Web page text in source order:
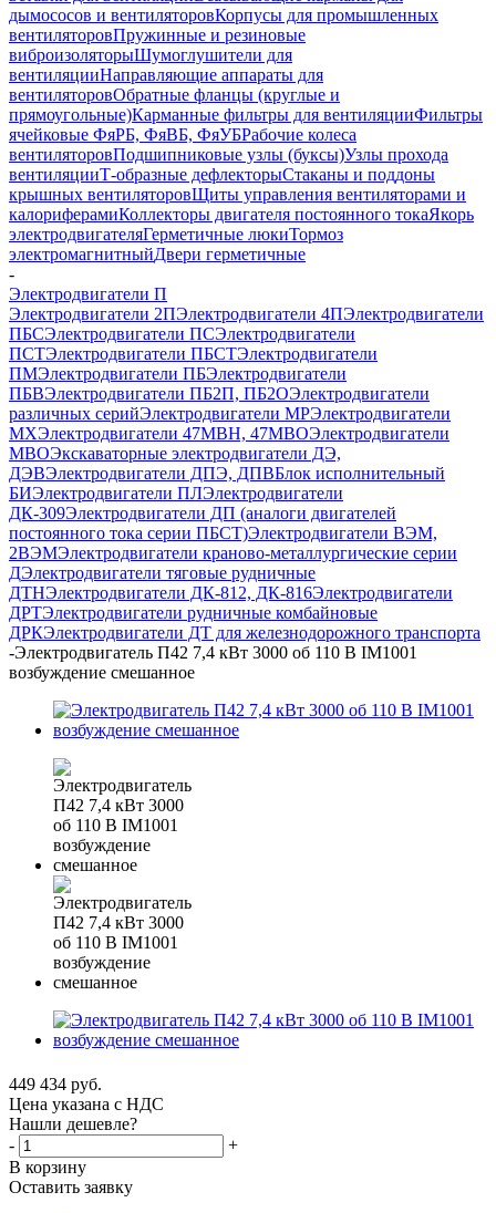
дымососов и вентиляторовКорпусы для промышленных
вентиляторовПружинные и резиновые
виброизоляторыШумоглушители для
вентиляцииНаправляющие аппараты для
вентиляторовОбратные фланцы (круглые и
прямоугольные)Карманные фильтры для вентиляцииФильтры
ячейковые ФяРБ, ФяВБ, ФяУБРабочие колеса
вентиляторовПодшипниковые узлы (буксы)Узлы прохода
вентиляцииТ-образные дефлекторыСтаканы и поддоны
крышных вентиляторовЩиты управления вентиляторами и
калориферамиКоллекторы двигателя постоянного токаЯкорь
электродвигателяГерметичные люкиТормоз
электромагнитныйДвери герметичные
-
Электродвигатели П
Электродвигатели 2ПЭлектродвигатели 4ПЭлектродвигатели
ПБСЭлектродвигатели ПСЭлектродвигатели
ПСТЭлектродвигатели ПБСТЭлектродвигатели
ПМЭлектродвигатели ПБЭлектродвигатели
ПБВЭлектродвигатели ПБ2П, ПБ2ОЭлектродвигатели
различных серийЭлектродвигатели МРЭлектродвигатели
MXЭлектродвигатели 47MBH, 47МВОЭлектродвигатели
MBOЭкскаваторные электродвигатели ДЭ,
ДЭВЭлектродвигатели ДПЭ, ДПВБлок исполнительный
БИЭлектродвигатели ПЛЭлектродвигатели
ДК-309Электродвигатели ДП (аналоги двигателей
постоянного тока серии ПБСТ)Электродвигатели ВЭМ,
2ВЭМЭлектродвигатели краново-металлургические серии
ДЭлектродвигатели тяговые рудничные
ДТНЭлектродвигатели ДК-812, ДК-816Электродвигатели
ДРТЭлектродвигатели рудничные комбайновые
ДРКЭлектродвигатели ДТ для железнодорожного транспорта
-Электродвигатель П42 7,4 кВт 3000 об 110 В IM1001
возбуждение смешанное
449 434 руб.
Цена указана с НДС
Нашли дешевле?
-
+
В корзину
Оставить заявку